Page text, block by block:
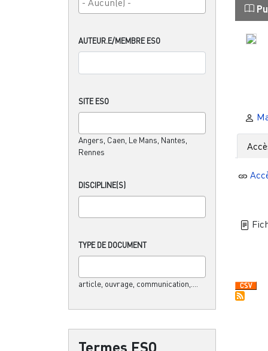
AUTEUR.E/MEMBRE ESO
SITE ESO
Angers, Caen, Le Mans, Nantes,
Rennes
DISCIPLINE(S)
TYPE DE DOCUMENT
article, ouvrage, communication,....
Termes ESO